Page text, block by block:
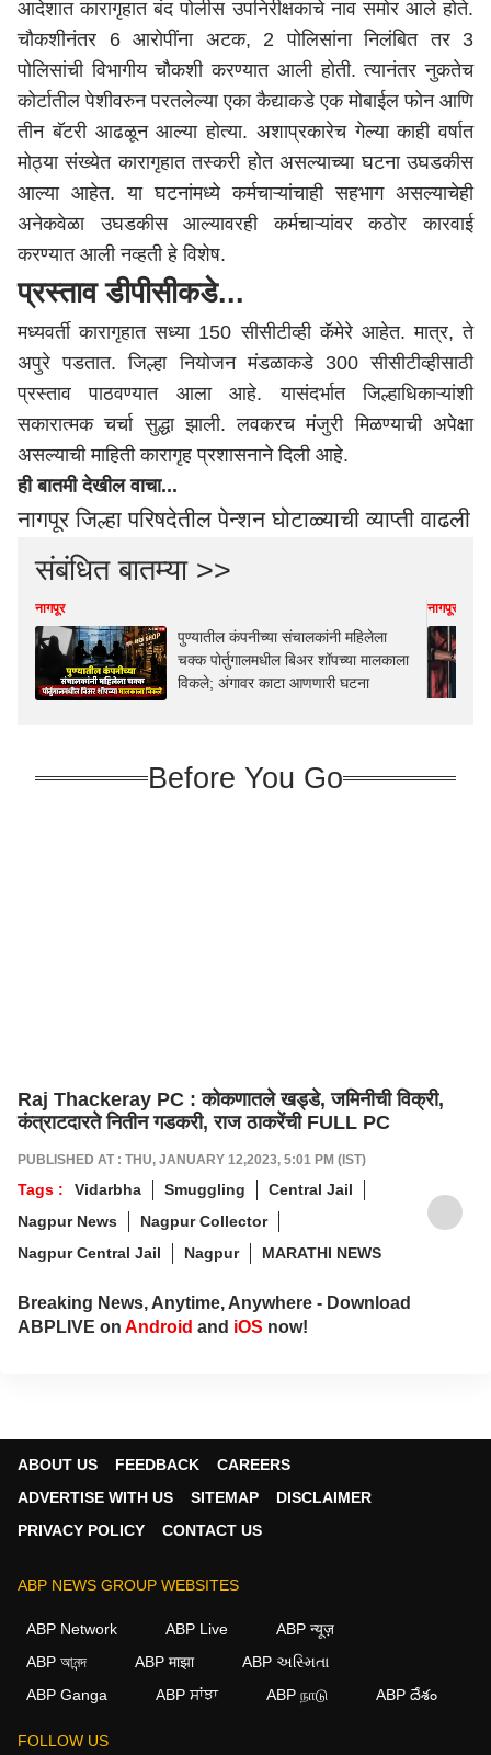
आदेशात कारागृहात बंद पोलीस उपनिरीक्षकाचे नाव समोर आले होते.
चौकशीनंतर 6 आरोपींना अटक, 2 पोलिसांना निलंबित तर 3
पोलिसांची विभागीय चौकशी करण्यात आली होती. त्यानंतर नुकतेच
कोर्टातील पेशीवरुन परतलेल्या एका कैद्याकडे एक मोबाईल फोन आणि
तीन बॅटरी आढळून आल्या होत्या. अशाप्रकारेच गेल्या काही वर्षात
मोठ्या संख्येत कारागृहात तस्करी होत असल्याच्या घटना उघडकीस
आल्या आहेत. या घटनांमध्ये कर्मचाऱ्यांचाही सहभाग असल्याचेही
अनेकवेळा उघडकीस आल्यावरही कर्मचाऱ्यांवर कठोर कारवाई
करण्यात आली नव्हती हे विशेष.
प्रस्ताव डीपीसीकडे...
मध्यवर्ती कारागृहात सध्या 150 सीसीटीव्ही कॅमेरे आहेत. मात्र, ते
अपुरे पडतात. जिल्हा नियोजन मंडळाकडे 300 सीसीटीव्हीसाठी
प्रस्ताव पाठवण्यात आला आहे. यासंदर्भात जिल्हाधिकाऱ्यांशी
सकारात्मक चर्चा सुद्धा झाली. लवकरच मंजुरी मिळण्याची अपेक्षा
असल्याची माहिती कारागृह प्रशासनाने दिली आहे.
ही बातमी देखील वाचा...
नागपूर जिल्हा परिषदेतील पेन्शन घोटाळ्याची व्याप्ती वाढली
संबंधित बातम्या >>
नागपूर
पुण्यातील कंपनीच्या संचालकांनी महिलेला
चक्क पोर्तुगालमधील बिअर शॉपच्या मालकाला
विकले; अंगावर काटा आणणारी घटना
नागपूर
Before You Go
Raj Thackeray PC : कोकणातले खड्डे, जमिनीची विक्री,
कंत्राटदारते नितीन गडकरी, राज ठाकरेंची FULL PC
PUBLISHED AT : THU, JANUARY 12,2023, 5:01 PM (IST)
Tags : Vidarbha Smuggling
Central Jail
Nagpur News
Nagpur Collector
Nagpur Central Jail
Nagpur MARATHI NEWS
Breaking News, Anytime, Anywhere - Download
ABPLIVE on Android and iOS now!
ABOUT US FEEDBACK
CAREERS
ADVERTISE WITH US
SITEMAP
DISCLAIMER
PRIVACY POLICY
CONTACT US
ABP NEWS GROUP WEBSITES
ABP Network ABP Live
ABP न्यूज़
ABP আনন্দ
ABP माझा
ABP અસ્મિતા
ABP Ganga
ABP ਸਾਂਝਾ ABP நாடு ABP దేశం
FOLLOW US